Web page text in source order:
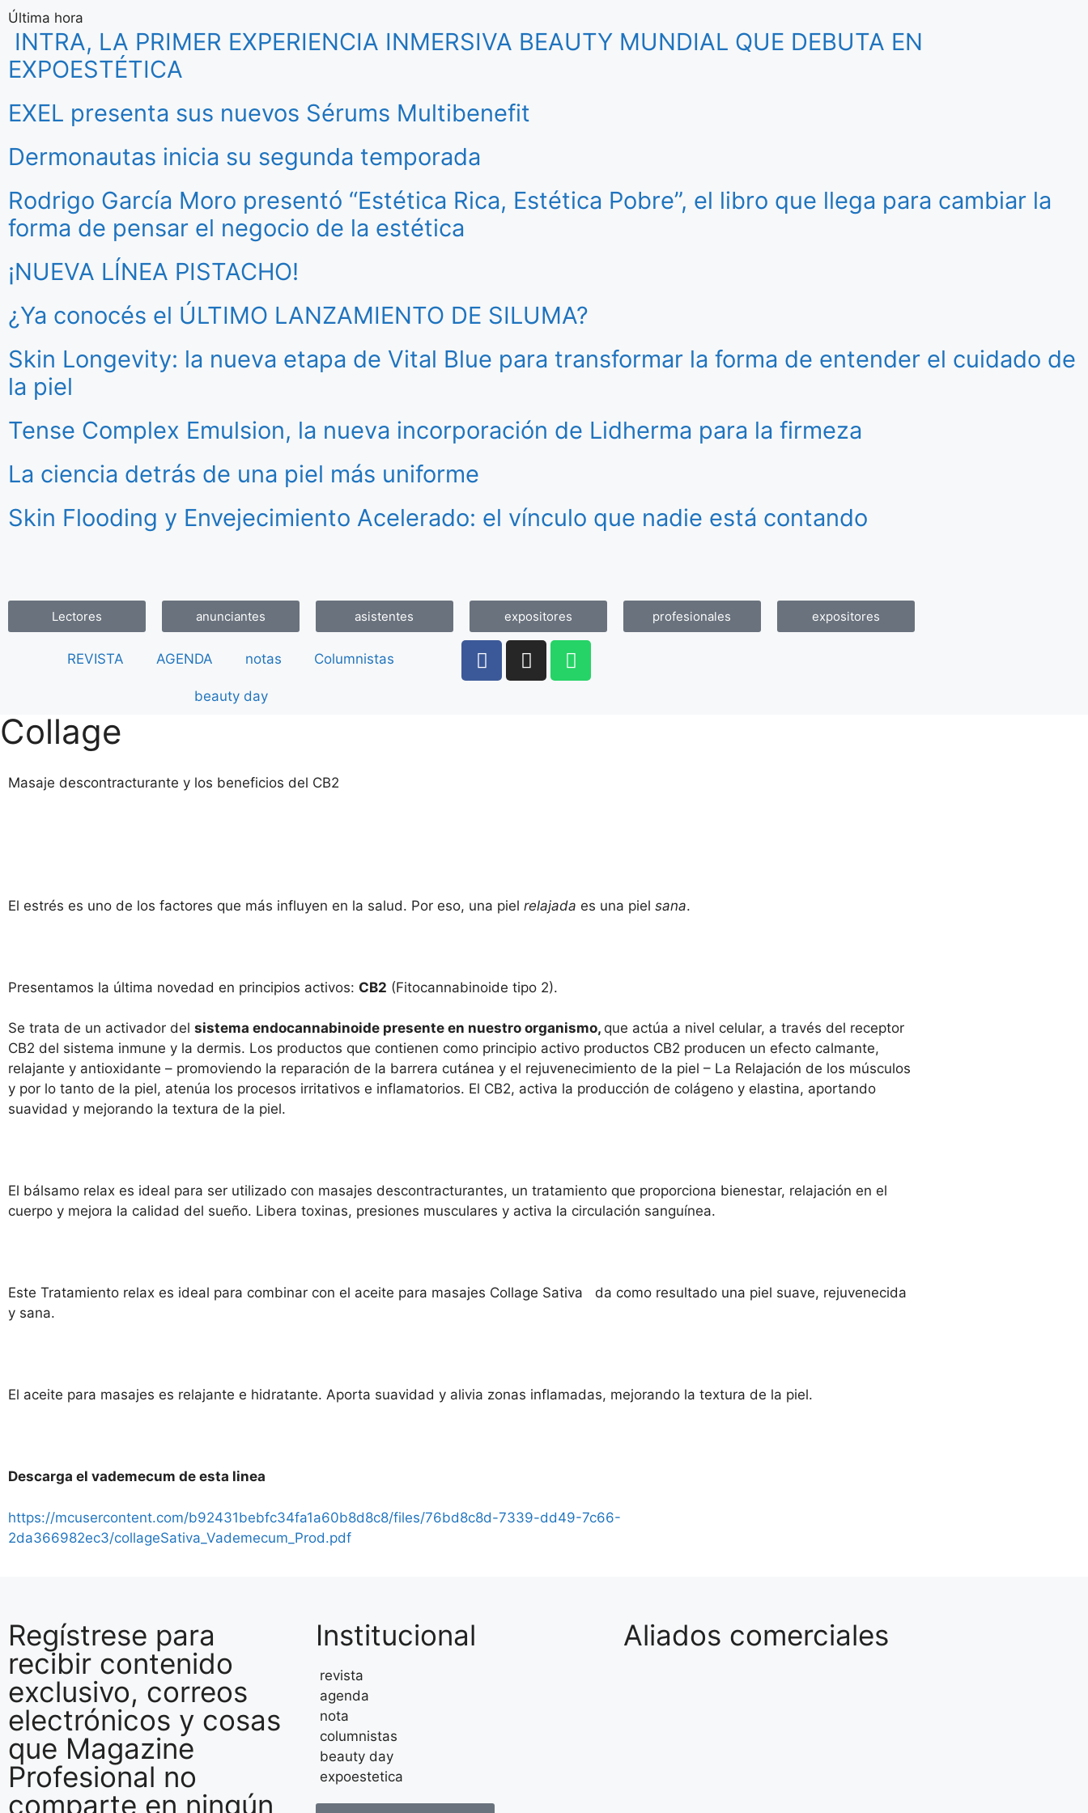
Última hora
INTRA, LA PRIMER EXPERIENCIA INMERSIVA BEAUTY MUNDIAL QUE DEBUTA EN
EXPOESTÉTICA
EXEL presenta sus nuevos Sérums Multibenefit
Dermonautas inicia su segunda temporada
Rodrigo García Moro presentó “Estética Rica, Estética Pobre”, el libro que llega para cambiar la
forma de pensar el negocio de la estética
¡NUEVA LÍNEA PISTACHO!
¿Ya conocés el ÚLTIMO LANZAMIENTO DE SILUMA?
Skin Longevity: la nueva etapa de Vital Blue para transformar la forma de entender el cuidado de
la piel
Tense Complex Emulsion, la nueva incorporación de Lidherma para la firmeza
La ciencia detrás de una piel más uniforme
Skin Flooding y Envejecimiento Acelerado: el vínculo que nadie está contando
Lectores anunciantes asistentes expositores profesionales expositores
REVISTA AGENDA notas Columnistas
beauty day
Collage
Masaje descontracturante y los beneficios del CB2
El estrés es uno de los factores que más influyen en la salud. Por eso, una piel relajada es una piel sana.
Presentamos la última novedad en principios activos: CB2 (Fitocannabinoide tipo 2).
Se trata de un activador del sistema endocannabinoide presente en nuestro organismo, que actúa a nivel celular, a través del receptor
CB2 del sistema inmune y la dermis. Los productos que contienen como principio activo productos CB2 producen un efecto calmante,
relajante y antioxidante – promoviendo la reparación de la barrera cutánea y el rejuvenecimiento de la piel – La Relajación de los músculos
y por lo tanto de la piel, atenúa los procesos irritativos e inflamatorios. El CB2, activa la producción de colágeno y elastina, aportando
suavidad y mejorando la textura de la piel.
El bálsamo relax es ideal para ser utilizado con masajes descontracturantes, un tratamiento que proporciona bienestar, relajación en el
cuerpo y mejora la calidad del sueño. Libera toxinas, presiones musculares y activa la circulación sanguínea.
Este Tratamiento relax es ideal para combinar con el aceite para masajes Collage Sativa da como resultado una piel suave, rejuvenecida
y sana.
El aceite para masajes es relajante e hidratante. Aporta suavidad y alivia zonas inflamadas, mejorando la textura de la piel.
Descarga el vademecum de esta linea
https://mcusercontent.com/b92431bebfc34fa1a60b8d8c8/files/76bd8c8d-7339-dd49-7c66-
2da366982ec3/collageSativa_Vademecum_Prod.pdf
Regístrese para
recibir contenido
exclusivo, correos
electrónicos y cosas
que Magazine
Profesional no
comparte en ningún
Institucional
revista
agenda
nota
columnistas
beauty day
expoestetica
Aliados comerciales